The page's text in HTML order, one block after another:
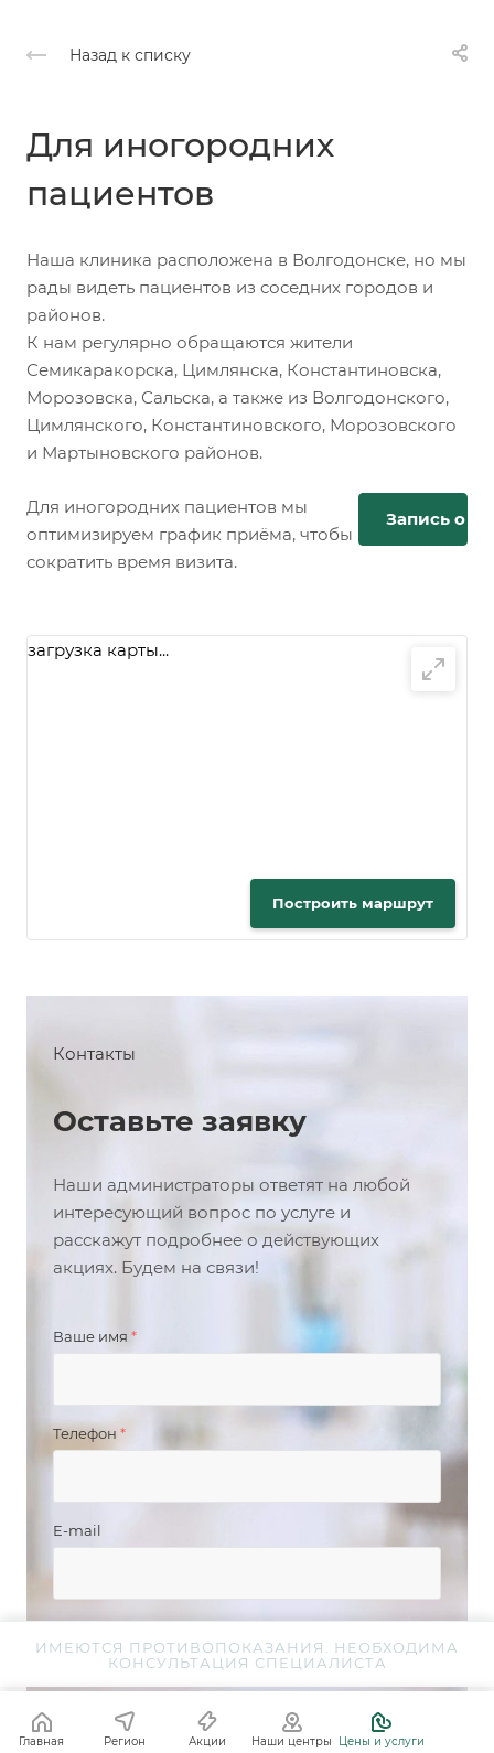
Назад к списку
Для иногородних
пациентов
Наша клиника расположена в Волгодонске, но мы
рады видеть пациентов из соседних городов и
районов.
К нам регулярно обращаются жители
Семикаракорска, Цимлянска, Константиновска,
Морозовска, Сальска, а также из Волгодонского,
Цимлянского, Константиновского, Морозовского
и Мартыновского районов.
Для иногородних пациентов мы
оптимизируем график приёма, чтобы
сократить время визита.
Запись
загрузка карты...
Построить маршрут
Контакты
Оставьте заявку
Наши администраторы ответят на любой
интересующий вопрос по услуге и
расскажут подробнее о действующих
акциях. Будем на связи!
Ваше имя *
Телефон *
E-mail
Я согласен наобработку персональных
данных
ИМЕЮТСЯ ПРОТИВОПОКАЗАНИЯ. НЕОБХОДИМА
КОНСУЛЬТАЦИЯ СПЕЦИАЛИСТА
Главная Регион Акции Наши центры Цены и услуги